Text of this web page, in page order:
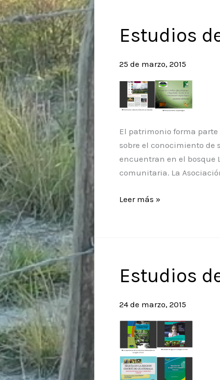
De
La
Alimentaria
De
Poblaciones
Vulnerables
Corredor
Seco
Centroamericano
Estudios
25 de marzo, 2015
El patrimonio forma
sobre el conocimiento de
encuentran en el bosque
comunitaria. La
Estudios
Leer más »
Estudios
24 de marzo, 2015